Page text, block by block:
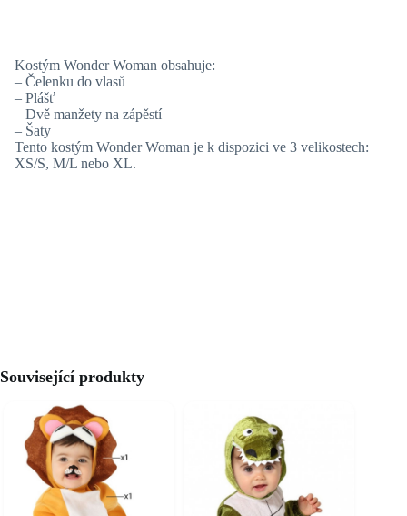
Kostým Wonder Woman obsahuje:
– Čelenku do vlasů
– Plášť
– Dvě manžety na zápěstí
– Šaty
Tento kostým Wonder Woman je k dispozici ve 3 velikostech:
XS/S, M/L nebo XL.
Související produkty